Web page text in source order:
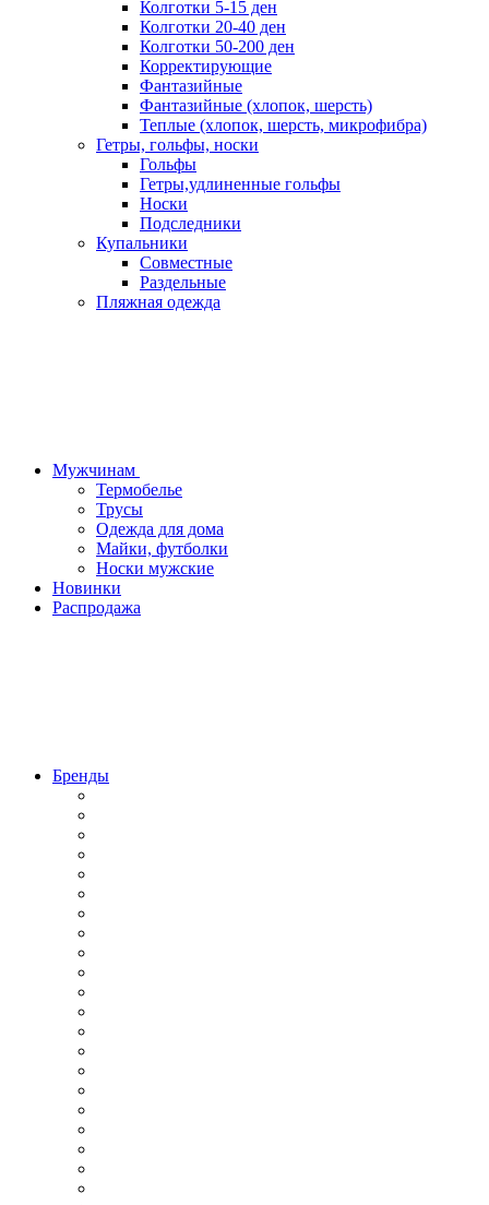
Колготки 5-15 ден
Колготки 20-40 ден
Колготки 50-200 ден
Корректирующие
Фантазийные
Фантазийные (хлопок, шерсть)
Теплые (хлопок, шерсть, микрофибра)
Гетры, гольфы, носки
Гольфы
Гетры,удлиненные гольфы
Носки
Подследники
Купальники
Совместные
Раздельные
Пляжная одежда
Мужчинам
Термобелье
Трусы
Одежда для дома
Майки, футболки
Носки мужские
Новинки
Распродажа
Бренды